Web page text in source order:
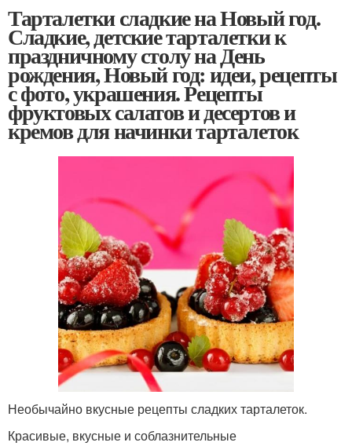
Тарталетки сладкие на Новый год.
Сладкие, детские тарталетки к
праздничному столу на День
рождения, Новый год: идеи, рецепты
с фото, украшения. Рецепты
фруктовых салатов и десертов и
кремов для начинки тарталеток
Необычайно вкусные рецепты сладких тарталеток.
Красивые, вкусные и соблазнительные